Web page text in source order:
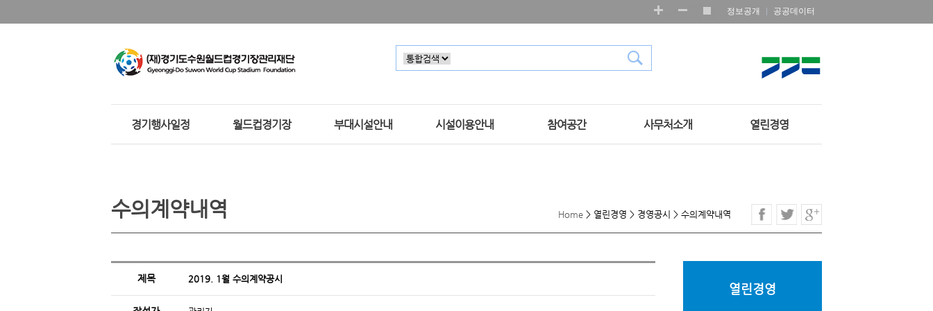
정보공개 공공데이터
경기행사일정 월드컵경기장 부대시설안내 시설이용안내 참여공간 사무처소개 열린경영
Home > 열린경영 > 경영공시 > 수의계약내역
수의계약내역
열린경영
제목 2019. 1월 수의계약공시